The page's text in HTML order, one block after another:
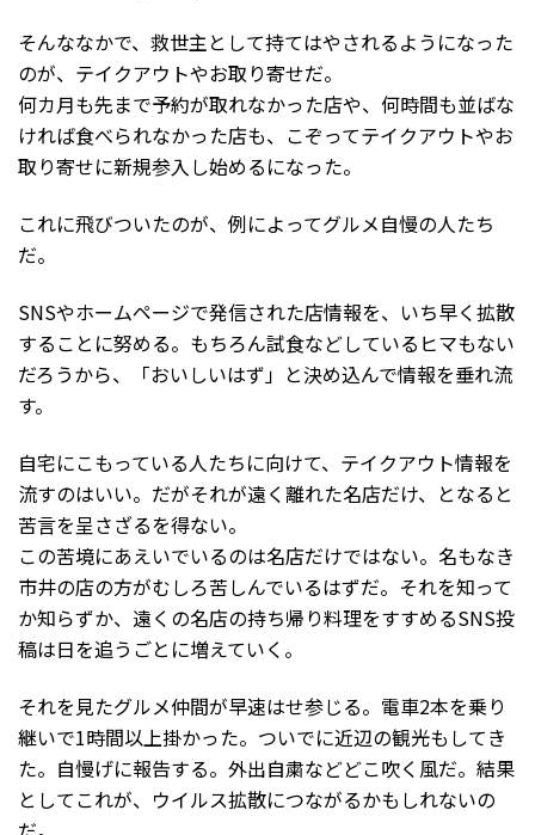
そんななかで、救世主として持てはやされるようになった
のが、テイクアウトやお取り寄せだ。
何カ月も先まで予約が取れなかった店や、何時間も並ばな
ければ食べられなかった店も、こぞってテイクアウトやお
取り寄せに新規参入し始めるになった。
これに飛びついたのが、例によってグルメ自慢の人たち
だ。
SNSやホームページで発信された店情報を、いち早く拡散
することに努める。もちろん試食などしているヒマもない
だろうから、「おいしいはず」と決め込んで情報を垂れ流
す。
自宅にこもっている人たちに向けて、テイクアウト情報を
流すのはいい。だがそれが遠く離れた名店だけ、となると
苦言を呈さざるを得ない。
この苦境にあえいでいるのは名店だけではない。名もなき
市井の店の方がむしろ苦しんでいるはずだ。それを知って
か知らずか、遠くの名店の持ち帰り料理をすすめるSNS投
稿は日を追うごとに増えていく。
それを見たグルメ仲間が早速はせ参じる。電車2本を乗り
継いで1時間以上掛かった。ついでに近辺の観光もしてき
た。自慢げに報告する。外出自粛などどこ吹く風だ。結果
としてこれが、ウイルス拡散につながるかもしれないの